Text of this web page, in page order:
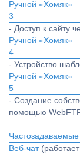
Ручной «Хомяк»
3
- Доступ к сайту
Ручной «Хомяк»
4
- Устройство
Ручной «Хомяк»
5
- Создание
помощью
Веб-чат